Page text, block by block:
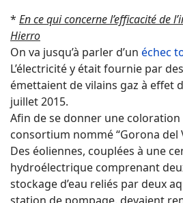
* En ce qui concerne l’efficacité de
Hierro
On va jusqu’à parler d’un échec
L’électricité y était fournie par
émettaient de vilains gaz à effet
juillet 2015.
Afin de se donner une
consortium nommé “Gorona del
Des éoliennes, couplées à une
hydroélectrique comprenant
stockage d’eau reliés par deux
station de pompage, devaient